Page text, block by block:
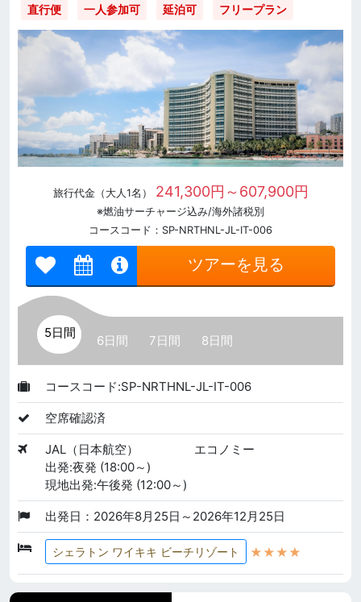
直行便 一人参加可 延泊可 フリープラン
旅行代金（大人1名） 241,300円～607,900円
※燃油サーチャージ込み/海外諸税別
コースコード：SP-NRTHNL-JL-IT-006
ツアーを見る
5日間
6日間 7日間 8日間
コースコード:SP-NRTHNL-JL-IT-006
空席確認済
JAL（日本航空）
エコノミー
出発:夜発 (18:00～)
現地出発:午後発 (12:00～)
出発日：2026年8月25日～2026年12月25日
シェラトン ワイキキ ビーチリゾート ★★★★